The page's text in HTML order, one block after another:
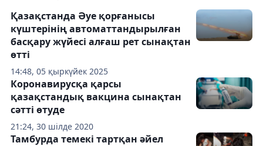
14:48, 05 қыркүйек 2025
Қазақстанда Әуе қорғанысы
күштерінің автоматтандырылған
басқару жүйесі алғаш рет сынақтан
өтті
21:24, 30 шілде 2020
Коронавирусқа қарсы
қазақстандық вакцина сынақтан
сәтті өтуде
Тамбурда темекі тартқан әйел